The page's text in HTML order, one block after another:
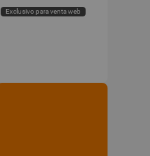
Exclusivo para venta web